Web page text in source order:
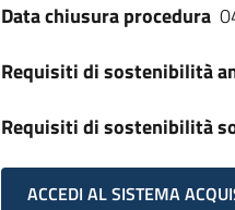
Data chiusura procedura
Requisiti di sostenibilità
Requisiti di sostenibilità
ACCEDI AL SISTEMA